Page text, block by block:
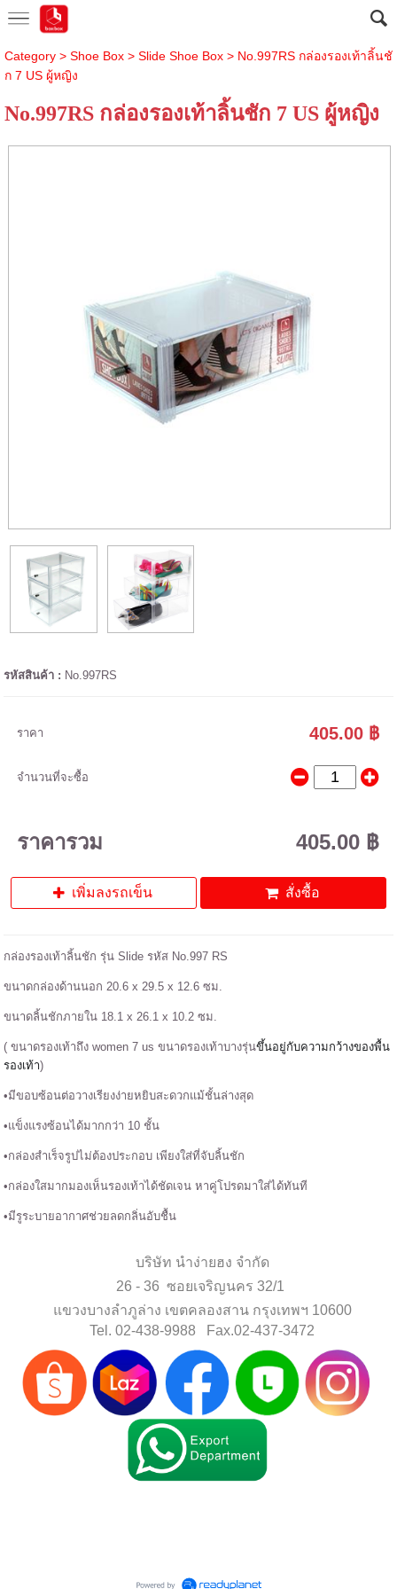
Category> Shoe Box> Slide Shoe Box> No.997RS กล่องรองเท้าลิ้นชั
ก 7 US ผู้หญิง
No.997RS กล่องรองเท้าลิ้นชัก 7 US ผู้หญิง
รหัสสินค้า : No.997RS
ราคา 405.00 ฿
จำนวนที่จะซื้อ
ราคารวม 405.00 ฿
เพิ่มลงรถเข็น สั่งซื้อ
กล่องรองเท้าลิ้นชัก รุ่น Slide รหัส No.997 RS
ขนาดกล่องด้านนอก 20.6 x 29.5 x 12.6 ซม.
ขนาดลิ้นชักภายใน 18.1 x 26.1 x 10.2 ซม.
( ขนาดรองเท้าถึง women 7 us ขนาดรองเท้าบางรุ่นขึ้นอยู่กับความกว้างของพื้น
รองเท้า)
•มีขอบซ้อนต่อวางเรียงง่ายหยิบสะดวกแม้ชั้นล่างสุด
•แข็งแรงซ้อนได้มากกว่า 10 ชั้น
•กล่องสำเร็จรูปไม่ต้องประกอบ เพียงใส่ที่จับลิ้นชัก
•กล่องใสมากมองเห็นรองเท้าได้ชัดเจน หาคู่โปรดมาใส่ได้ทันที
•มีรูระบายอากาศช่วยลดกลิ่นอับชื้น
บริษัท นำง่ายฮง จำกัด
26 - 36 ซอยเจริญนคร 32/1
แขวงบางลำภูล่าง เขตคลองสาน กรุงเทพฯ 10600
Tel. 02-438-9988 Fax.02-437-3472